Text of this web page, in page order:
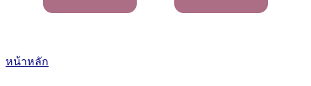
หน้าหลัก